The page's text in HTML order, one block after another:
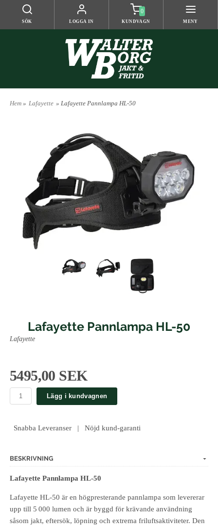
SÖK LOGGA IN
0
KUNDVAGN MENY
Hem » Lafayette » Lafayette Pannlampa HL-50
Lafayette Pannlampa HL-50
Lafayette
5495,00 SEK
Lägg i kundvagnen
Snabba Leveranser | Nöjd kund-garanti
BESKRIVNING
Lafayette Pannlampa HL-50
Lafayette HL‑50 är en högpresterande pannlampa som levererar
upp till 5 000 lumen och är byggd för krävande användning
såsom jakt, eftersök, löpning och extrema friluftsaktiviteter. Den